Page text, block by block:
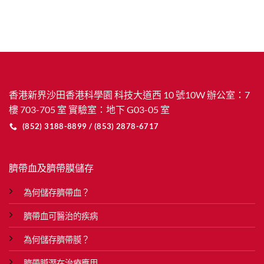
香港新界沙田香港科學園 科技大道西 10 號10W 辦公室：7
樓 703-705 室 實驗室：地下 G03-05 室
(852) 3188-8899 / (853) 2878-6717
臍帶血及臍帶膜儲存
為何儲存臍帶血？
臍帶血可醫治的疾病
為何儲存臍帶膜？